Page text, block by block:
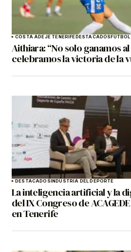
COSTA ADEJE TENERIFEDESTACADOSFÚTBOL
Aithiara: “No solo ganamos
celebramos la victoria de la
DESTACADOSINDUSTRIA DEL DEPORTE
La inteligencia artificial y la
del IX Congreso de
en Tenerife